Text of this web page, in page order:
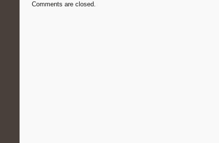
Comments are closed.